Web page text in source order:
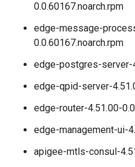
0.0.60167.noarch.rpm
edge-message-
0.0.60167.noarch.rpm
edge-postgres-server-
edge-qpid-server-
edge-router-4.51.00-
edge-management-ui-
apigee-mtls-consul-